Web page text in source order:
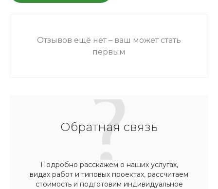
Отзывов ещё нет – ваш может стать
первым
Обратная связь
Подробно расскажем о наших услугах,
видах работ и типовых проектах, рассчитаем
стоимость и подготовим индивидуальное